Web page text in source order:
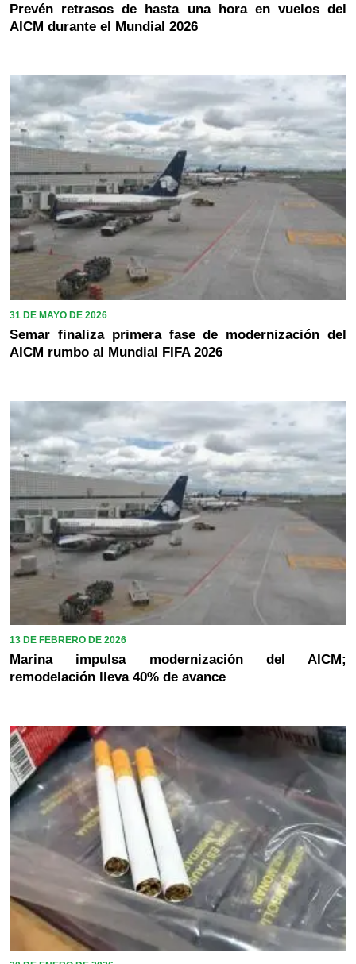
Prevén retrasos de hasta una hora en vuelos del
AICM durante el Mundial 2026
31 DE MAYO DE 2026
Semar finaliza primera fase de modernización del
AICM rumbo al Mundial FIFA 2026
13 DE FEBRERO DE 2026
Marina impulsa modernización del AICM;
remodelación lleva 40% de avance